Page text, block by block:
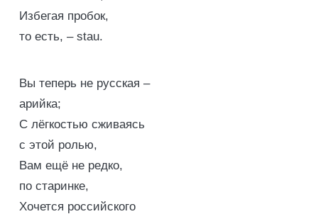
Избегая пробок,
то есть, – stau.
Вы теперь не русская –
арийка;
С лёгкостью сживаясь
с этой ролью,
Вам ещё не редко,
по старинке,
Хочется российского